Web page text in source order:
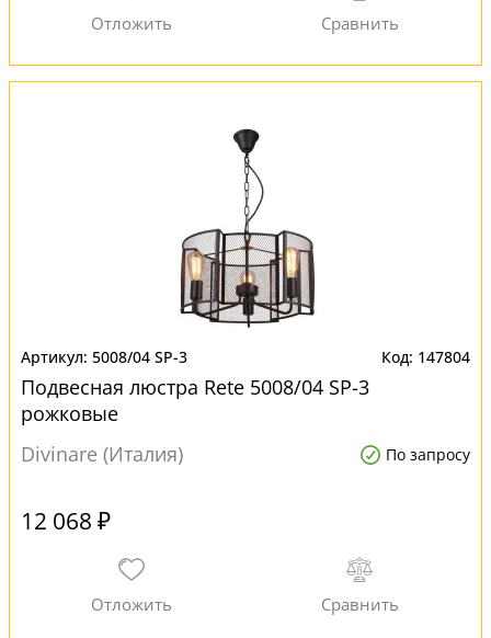
5008/04 SP-3 147804
Подвесная люстра Rete 5008/04 SP-3
рожковые
Divinare (Италия)
По запросу
12 068 ₽